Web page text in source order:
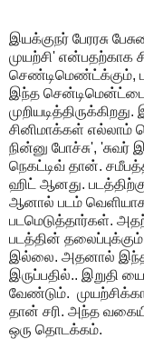
இயக்குநர் பேரரசு
முயற்சி' என்பதற்காக
செண்டிமெண்ட்க்கும்,
இந்த
சினிமாக்கள் எல்லாம்
நின்னு போச்சு',
நெகட்டிவ் தான்.
ஹிட் ஆனது.
ஆனால் படம்
படமெடுத்தார்கள்.
படத்தின்
இல்லை. அதனால் இந்தப்
இருப்பதில்.. இறுதி
வேண்டும்.
தான் சரி. அந்த
ஒரு தொடக்கம்.